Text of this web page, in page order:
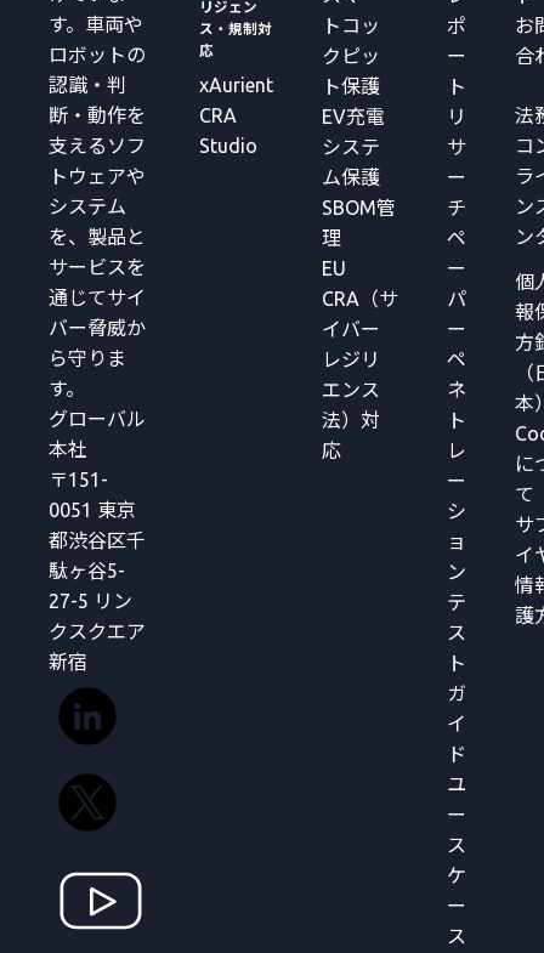
す。車両や
ロボットの
認識・判
断・動作を
支えるソフ
トウェアや
システム
を、製品と
サービスを
通じてサイ
バー脅威か
ら守りま
す。
グローバル
本社
〒151-
0051 東京
都渋谷区千
駄ヶ谷5-
27-5 リン
クスクエア
新宿
リジェン
ス・規制対
応
xAurient
CRA
Studio
トコッ
クピッ
ト保護
EV充電
システ
ム保護
SBOM管
理
EU
CRA（サ
イバー
レジリ
エンス
法）対
応
ポ
ー
ト
リ
サ
ー
チ
ペ
ー
パ
ー
ペ
ネ
ト
レ
ー
シ
ョ
ン
テ
ス
ト
ガ
イ
ド
ユ
ー
ス
ケ
ー
ス
お
合
法
コ
ラ
ン
ン
個
報
方
（
本
に
て
サ
イ
情
護